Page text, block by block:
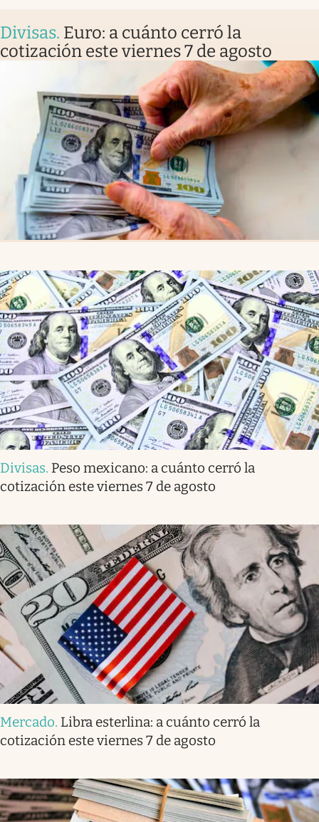
Divisas. Euro: a cuánto cerró la
cotización este viernes 7 de agosto
Divisas. Peso mexicano: a cuánto cerró la
cotización este viernes 7 de agosto
Mercado. Libra esterlina: a cuánto cerró la
cotización este viernes 7 de agosto